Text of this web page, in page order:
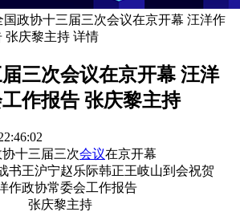
国政协十三届三次会议在京开幕 汪洋作
张庆黎主持 详情
三次会议在京开幕 汪洋
作报告 张庆黎主持
十三届三次会议在京开幕
书王沪宁赵乐际韩正王岐山到会祝贺
作政协常委会工作报告
张庆黎主持